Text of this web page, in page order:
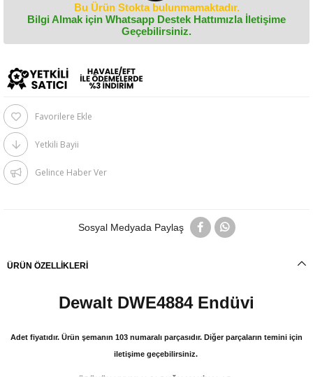
Bu Ürün Stokta bulunmamaktadır.
Bilgi Almak için Whatsapp Destek Hattımızla İletişime
Geçebilirsiniz.
Favorilere Ekle
Yetkili Bayii
Gelince Haber Ver
Sosyal Medyada Paylaş
ÜRÜN ÖZELLIKLERI
Dewalt DWE4884 Endüvi
Adet fiyatıdır. Ürün şemanın 103 numaralı parçasıdır. Diğer parçaların temini için
iletişime geçebilirsiniz.